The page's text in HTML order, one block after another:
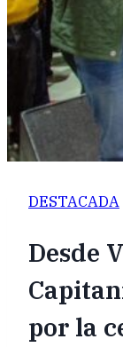
DESTACADA
Desde
por la